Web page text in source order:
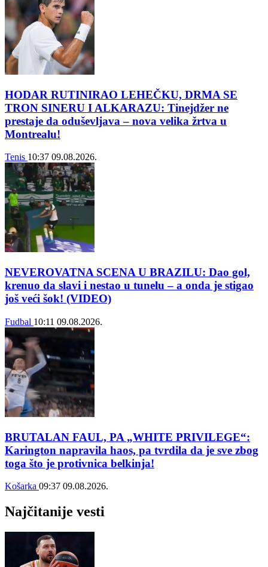
HODAR RUTINIRAO LEHEČKU, DRMA SE
TRON SINERU I ALKARAZU: Tinejdžer ne
prestaje da oduševljava – nova velika žrtva u
Montrealu!
Tenis 10:37 09.08.2026.
NEVEROVATNA SCENA U BRAZILU: Dao gol,
krenuo da slavi i nestao u tunelu – a onda je stigao
još veći šok! (VIDEO)
Fudbal 10:11 09.08.2026.
BRUTALAN FAUL, PA „WHITE PRIVILEGE“:
Karington napravila haos, pa tvrdila da je sve zbog
toga što je protivnica belkinja!
Košarka 09:37 09.08.2026.
Najčitanije vesti